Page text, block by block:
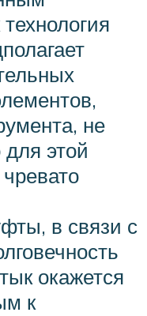
не
для этой
в связи с
окажется
к